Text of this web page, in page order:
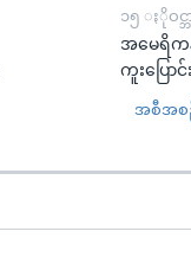
၁၅ ႏိုဝင္ဘ
အမေရိ
ကူးပြော
အစီအစ